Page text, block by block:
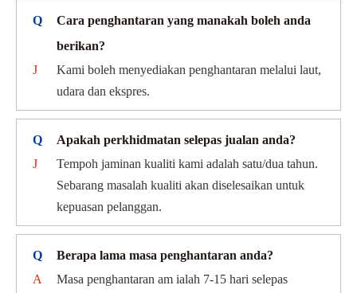
Q
Cara penghantaran yang manakah boleh anda
berikan?
J
Kami boleh menyediakan penghantaran melalui laut,
udara dan ekspres.
Q
Apakah perkhidmatan selepas jualan anda?
J
Tempoh jaminan kualiti kami adalah satu/dua tahun.
Sebarang masalah kualiti akan diselesaikan untuk
kepuasan pelanggan.
Q
Berapa lama masa penghantaran anda?
A
Masa penghantaran am ialah 7-15 hari selepas